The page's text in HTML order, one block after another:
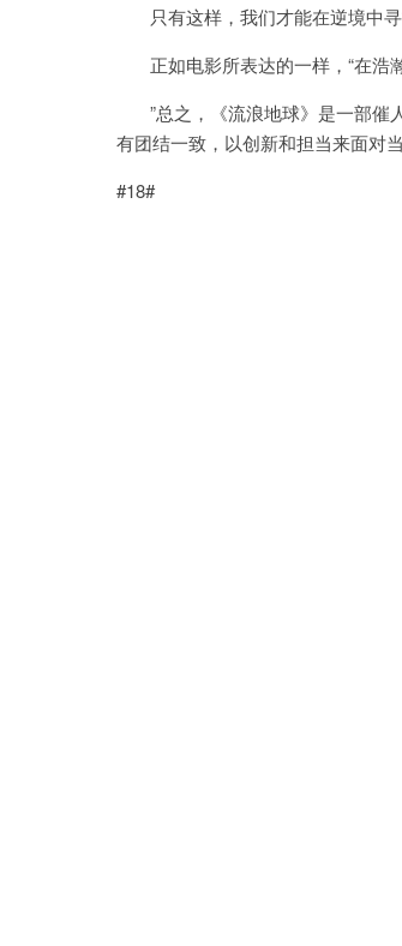
只有这样，我们才能在逆境中寻
正如电影所表达的一样，“在浩
”总之，《流浪地球》是一部催
有团结一致，以创新和担当来面对
#18#